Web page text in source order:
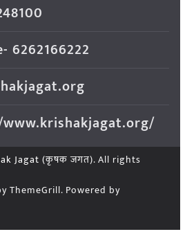
6262166222
Jagat (कृषक जगत). All rights
ThemeGrill. Powered by